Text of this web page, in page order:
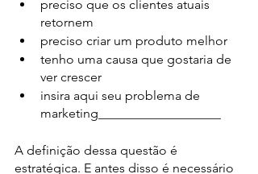
preciso que os clientes atuais
retornem
preciso criar um produto melhor
tenho uma causa que gostaria de
ver crescer
insira aqui seu problema de
marketing___________________
A definição dessa questão é
estratégica. E antes disso é necessário